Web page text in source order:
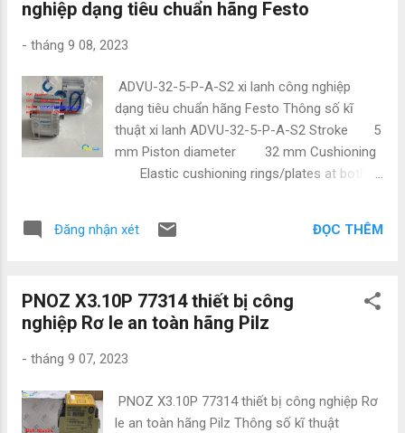
Mitsubishi, Keyence, Yaskawa,Panasonic,
phẩm theo máy. Vì là hàng nhập nên có giá
tư vấn và hỗ trợ liên hệ ngay với em ạ: • Mr
Đạt Nguyễn • Tel : 0886497585 • Zalo :
0886497585 • Email :
Tudonghoacn.com Chính sách thanh toán : -
+ Thanh toán 50% khi xác nhận đặt hàng
nghiệp dạng tiêu chuẩn hãng Festo
- tháng 9 08, 2023
ADVU-32-5-P-A-S2 xi lanh công nghiệp
dạng tiêu chuẩn hãng Festo Thông số kĩ
thuật xi lanh ADVU-32-5-P-A-S2 Stroke 5
mm Piston diameter 32 mm Cushioning
Elastic cushioning rings/plates at both
end Female thread Design Piston
00991217 Variants Piston rod at
one end Operating pressure 0.08 MPa
10 bar Operating pressure ...
Đăng nhận xét ĐỌC THÊM
PNOZ X3.10P 77314 thiết bị công
nghiệp Rơ le an toàn hãng Pilz
- tháng 9 07, 2023
PNOZ X3.10P 77314 thiết bị công nghiệp Rơ
le an toàn hãng Pilz Thông số kĩ thuật